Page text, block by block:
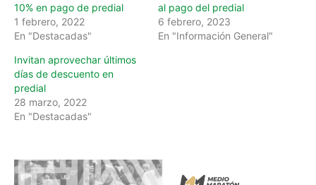
10% en pago de predial
1 febrero, 2022
En "Destacadas"
al pago del predial
6 febrero, 2023
En "Información General"
Invitan aprovechar últimos
días de descuento en
predial
28 marzo, 2022
En "Destacadas"